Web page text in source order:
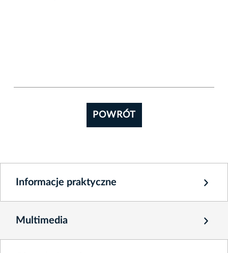
POWRÓT
Informacje praktyczne
Multimedia